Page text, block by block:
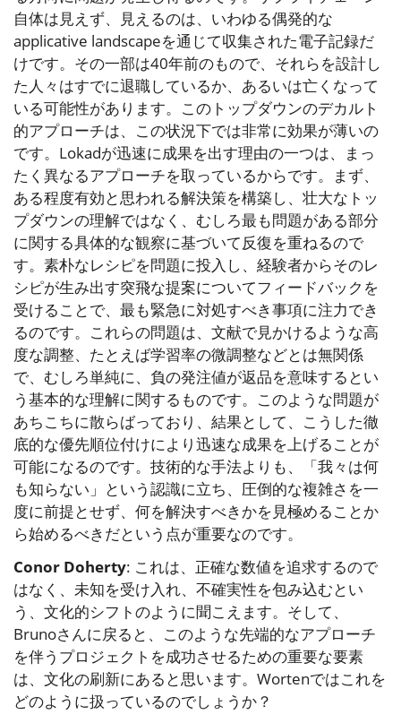
自体は見えず、見えるのは、いわゆる偶発的な
applicative landscapeを通じて収集された電子記録だ
けです。その一部は40年前のもので、それらを設計し
た人々はすでに退職しているか、あるいは亡くなって
いる可能性があります。このトップダウンのデカルト
的アプローチは、この状況下では非常に効果が薄いの
です。Lokadが迅速に成果を出す理由の一つは、まっ
たく異なるアプローチを取っているからです。まず、
ある程度有効と思われる解決策を構築し、壮大なトッ
プダウンの理解ではなく、むしろ最も問題がある部分
に関する具体的な観察に基づいて反復を重ねるので
す。素朴なレシピを問題に投入し、経験者からそのレ
シピが生み出す突飛な提案についてフィードバックを
受けることで、最も緊急に対処すべき事項に注力でき
るのです。これらの問題は、文献で見かけるような高
度な調整、たとえば学習率の微調整などとは無関係
で、むしろ単純に、負の発注値が返品を意味するとい
う基本的な理解に関するものです。このような問題が
あちこちに散らばっており、結果として、こうした徹
底的な優先順位付けにより迅速な成果を上げることが
可能になるのです。技術的な手法よりも、「我々は何
も知らない」という認識に立ち、圧倒的な複雑さを一
度に前提とせず、何を解決すべきかを見極めることか
ら始めるべきだという点が重要なのです。
Conor Doherty: これは、正確な数値を追求するので
はなく、未知を受け入れ、不確実性を包み込むとい
う、文化的シフトのように聞こえます。そして、
Brunoさんに戻ると、このような先端的なアプローチ
を伴うプロジェクトを成功させるための重要な要素
は、文化の刷新にあると思います。Wortenではこれを
どのように扱っているのでしょうか？